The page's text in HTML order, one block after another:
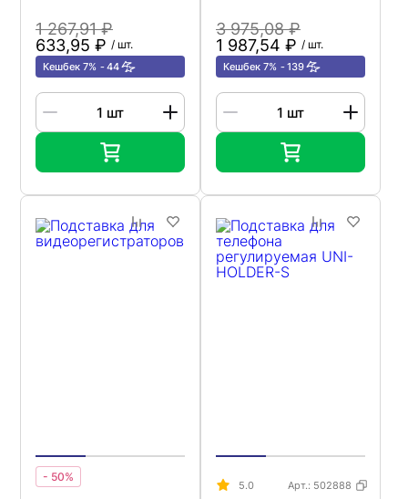
1 267,91 ₽
633,95 ₽ / шт.
Кешбек 7% 44
3 975,08 ₽
1 987,54 ₽ / шт.
Кешбек 7% 139
- 50%
5.0 Арт.: 502888